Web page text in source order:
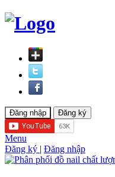
Menu
Đăng ký | Đăng nhập